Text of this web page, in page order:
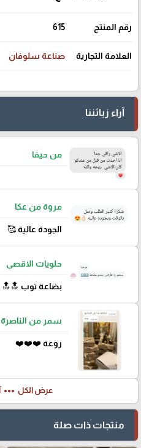
رقم المنتج 615
العلامة التجارية صناعة سلوفان
آراء زبائننا
من حيفا
مروة من عكا
الجودة عالية 🥰
حلويات الاقصى
بضاعة توب 🔝🔝
سمر من الناصرة
روعة ❤️❤️❤️
عرض الكل more_horiz
منتجات ذات صلة